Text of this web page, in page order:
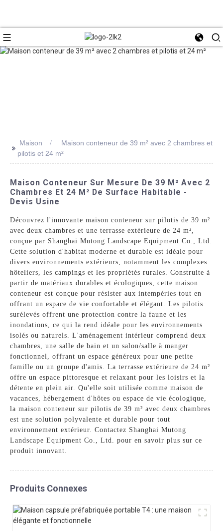
>> Maison
Maison conteneur de 39 m² avec 2 chambres et
pilotis et 24 m²
Maison Conteneur Sur Mesure De 39 M² Avec 2
Chambres Et 24 M² De Surface Habitable -
Devis Usine
Découvrez l'innovante maison conteneur sur pilotis de 39 m²
avec deux chambres et une terrasse extérieure de 24 m²,
conçue par Shanghai Mutong Landscape Equipment Co., Ltd.
Cette solution d'habitat moderne et durable est idéale pour
divers environnements extérieurs, notamment les complexes
hôteliers, les campings et les propriétés rurales. Construite à
partir de matériaux durables et écologiques, cette maison
conteneur est conçue pour résister aux intempéries tout en
offrant un espace de vie confortable et élégant. Les pilotis
surélevés offrent une protection contre la faune et les
inondations, ce qui la rend idéale pour les environnements
isolés ou naturels. L'aménagement intérieur comprend deux
chambres, une salle de bain et un salon/salle à manger
fonctionnel, offrant un espace généreux pour une petite
famille ou un groupe d'amis. La terrasse extérieure de 24 m²
offre un espace pittoresque et relaxant pour les loisirs et la
détente en plein air. Qu'elle soit utilisée comme maison de
vacances, hébergement d'hôtes ou espace de vie écologique,
la maison conteneur sur pilotis de 39 m² avec deux chambres
est une solution polyvalente et durable pour tout
environnement extérieur. Contactez Shanghai Mutong
Landscape Equipment Co., Ltd. pour en savoir plus sur ce
produit innovant.
Produits Connexes